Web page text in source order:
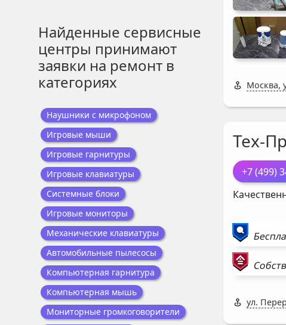
Найденные сервисные
центры принимают
заявки на ремонт в
категориях
Наушники с микрофоном
Игровые мыши
Игровые гарнитуры
Игровые клавиатуры
Системные блоки
Игровые мониторы
Механические клавиатуры
Автомобильные пылесосы
Компьютерная гарнитура
Компьютерная мышь
Мониторные громкоговорители
Москва,
Тех-
+7 (499)
ул.